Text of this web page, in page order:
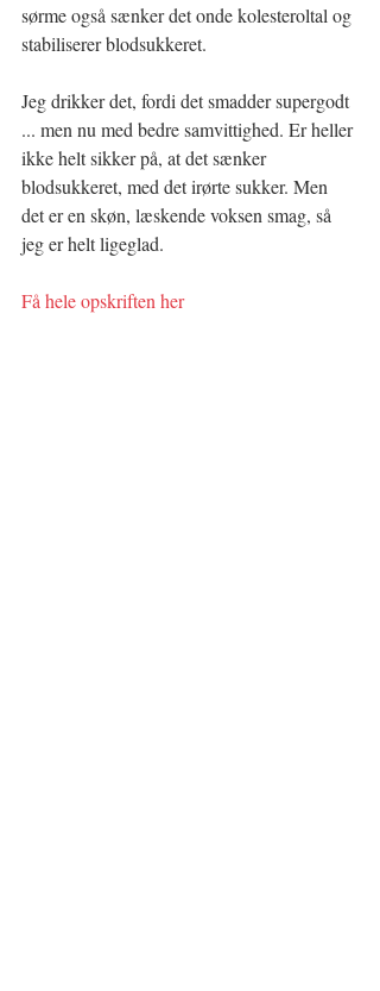
sørme også sænker det onde kolesteroltal og
stabiliserer blodsukkeret.
Jeg drikker det, fordi det smadder supergodt
... men nu med bedre samvittighed. Er heller
ikke helt sikker på, at det sænker
blodsukkeret, med det irørte sukker. Men
det er en skøn, læskende voksen smag, så
jeg er helt ligeglad.
Få hele opskriften her